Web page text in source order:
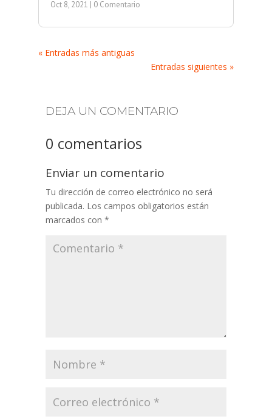
Oct 8, 2021 | 0 Comentario
« Entradas más antiguas
Entradas siguientes »
DEJA UN COMENTARIO
0 comentarios
Enviar un comentario
Tu dirección de correo electrónico no será
publicada. Los campos obligatorios están
marcados con *